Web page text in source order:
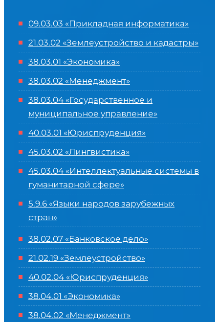
09.03.03 «Прикладная информатика»
21.03.02 «Землеустройство и кадастры»
38.03.01 «Экономика»
38.03.02 «Менеджмент»
38.03.04 «Государственное и
муниципальное управление»
40.03.01 «Юриспруденция»
45.03.02 «Лингвистика»
45.03.04 «Интеллектуальные системы в
гуманитарной сфере»
5.9.6 «Языки народов зарубежных
стран»
38.02.07 «Банковское дело»
21.02.19 «Землеустройство»
40.02.04 «Юриспруденция»
38.04.01 «Экономика»
38.04.02 «Менеджмент»